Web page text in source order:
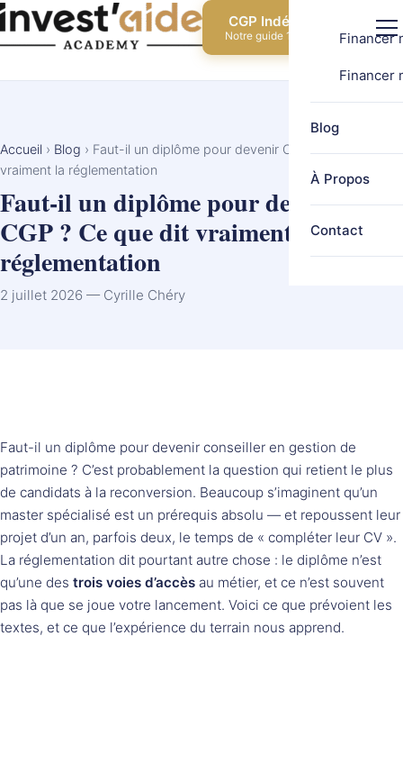
Financer
Financer
Blog
À Propos
Contact
CGP Indépendant
Notre guide 100% gratuit
Accueil › Blog › Faut-il un diplôme pour devenir CGP ? Ce que dit
vraiment la réglementation
Faut-il un diplôme pour devenir
CGP ? Ce que dit vraiment la
réglementation
2 juillet 2026 — Cyrille Chéry
Faut-il un diplôme pour devenir conseiller en gestion de
patrimoine ? C’est probablement la question qui retient le plus
de candidats à la reconversion. Beaucoup s’imaginent qu’un
master spécialisé est un prérequis absolu — et repoussent leur
projet d’un an, parfois deux, le temps de « compléter leur CV ».
La réglementation dit pourtant autre chose : le diplôme n’est
qu’une des trois voies d’accès au métier, et ce n’est souvent
pas là que se joue votre lancement. Voici ce que prévoient les
textes, et ce que l’expérience du terrain nous apprend.